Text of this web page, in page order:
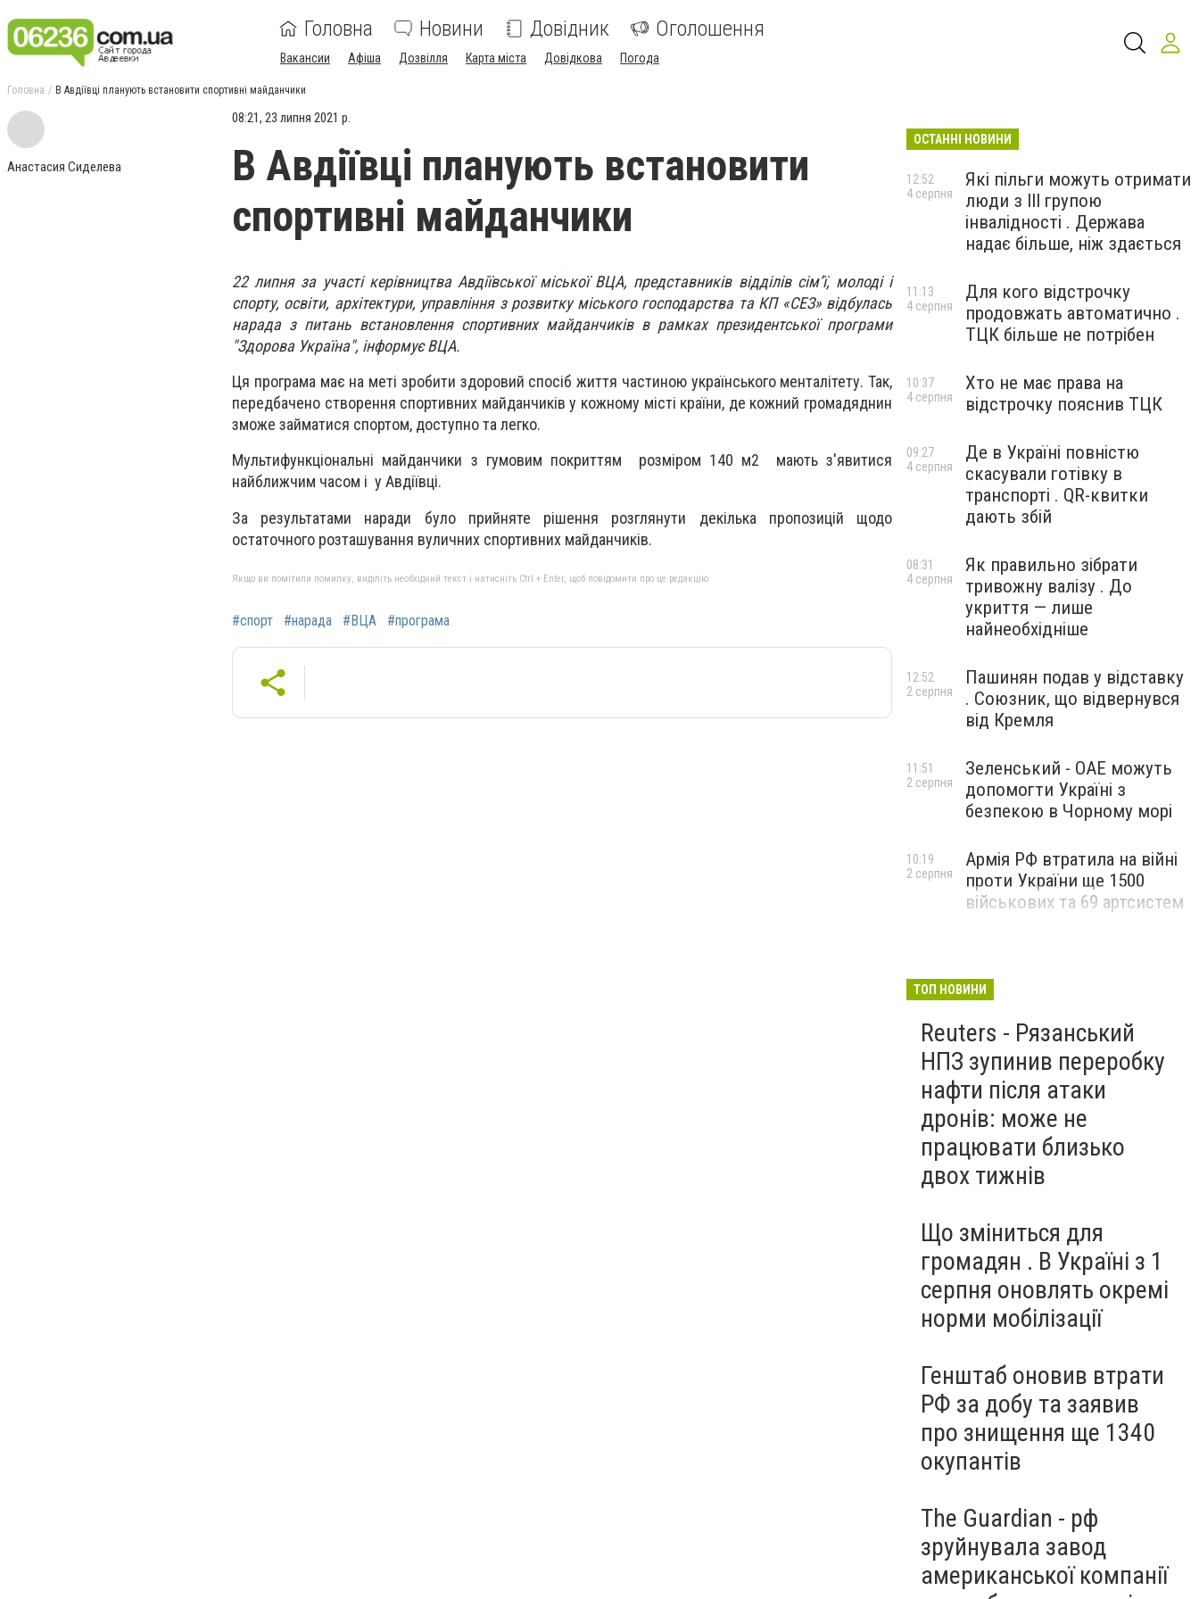
Головна Новини Довідник Оголошення
Вакансии Афіша Дозвілля Карта міста Довідкова Погода
Головна В Авдіївці планують встановити спортивні майданчики
Анастасия Сиделева
08:21, 23 липня 2021 р.
В Авдіївці планують встановити
спортивні майданчики
22 липня за участі керівництва Авдіївської міської ВЦА, представників відділів сім’ї, молоді і
спорту, освіти, архітектури, управління з розвитку міського господарства та КП «СЕЗ» відбулась
нарада з питань встановлення спортивних майданчиків в рамках президентської програми
"Здорова Україна", інформує ВЦА.
Ця програма має на меті зробити здоровий спосіб життя частиною українського менталітету. Так,
передбачено створення спортивних майданчиків у кожному місті країни, де кожний громадяднин
зможе займатися спортом, доступно та легко.
Мультифункціональні майданчики з гумовим покриттям розміром 140 м2 мають з'явитися
найближчим часом і у Авдіївці.
За результатами наради було прийняте рішення розглянути декілька пропозицій щодо
остаточного розташування вуличних спортивних майданчиків.
Якщо ви помітили помилку, виділіть необхідний текст і натисніть Ctrl + Enter, щоб повідомити про це редакцію
#спорт #нарада #ВЦА #програма
ОСТАННІ НОВИНИ
Які пільги можуть отримати
люди з III групою
інвалідності . Держава
надає більше, ніж здається
12:52
4 серпня
Для кого відстрочку
продовжать автоматично .
ТЦК більше не потрібен
11:13
4 серпня
Хто не має права на
відстрочку пояснив ТЦК
10:37
4 серпня
Де в Україні повністю
скасували готівку в
транспорті . QR-квитки
дають збій
09:27
4 серпня
Як правильно зібрати
тривожну валізу . До
укриття — лише
найнеобхідніше
08:31
4 серпня
Пашинян подав у відставку
. Союзник, що відвернувся
від Кремля
12:52
2 серпня
Зеленський - ОАЕ можуть
допомогти Україні з
безпекою в Чорному морі
11:51
2 серпня
Армія РФ втратила на війні
проти України ще 1500
військових та 69 артсистем
10:19
2 серпня
ТОП НОВИНИ
Reuters - Рязанський
НПЗ зупинив переробку
нафти після атаки
дронів: може не
працювати близько
двох тижнів
Що зміниться для
громадян . В Україні з 1
серпня оновлять окремі
норми мобілізації
Генштаб оновив втрати
РФ за добу та заявив
про знищення ще 1340
окупантів
The Guardian - рф
зруйнувала завод
американської компанії